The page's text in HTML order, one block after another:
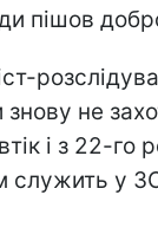
пішов
знову не
і з 22-го
служить у